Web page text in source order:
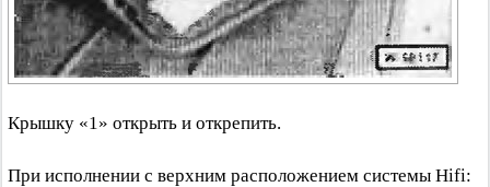
Крышку «1» открыть и открепить.
При исполнении с верхним расположением системы Hifi: